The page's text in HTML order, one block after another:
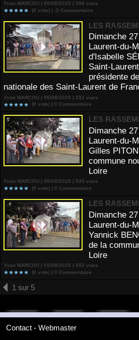
Yvan MARCOU | 05/08/2025 | 598 vues
(0 vote) | -2 Commentaire
LES
Dimanche
Laurent-du-
d'Isabelle
Saint-
présidente
nationale des Saint-Laurent de
Yvan MARCOU | 05/08/2025 | 531 vues
(0 vote) | 0 Commentaire
LES
Dimanche
Laurent-du-
Gilles
commune
Loire
Yvan MARCOU | 05/08/2025 | 530 vues
(0 vote) | 0 Commentaire
LES
Dimanche
Laurent-du-
Yannick
de la
Loire
Yvan MARCOU | 05/08/2025 | 652 vues
(0 vote) | 0 Commentaire
1 sur 5
Contact - Webmaster